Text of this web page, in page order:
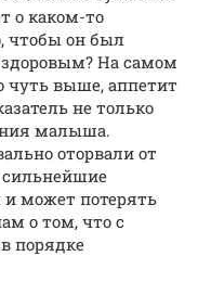
о каком-то
чтобы он был
На самом
чуть выше, аппетит
не только
малыша.
оторвали от
может потерять
о том, что с
порядке